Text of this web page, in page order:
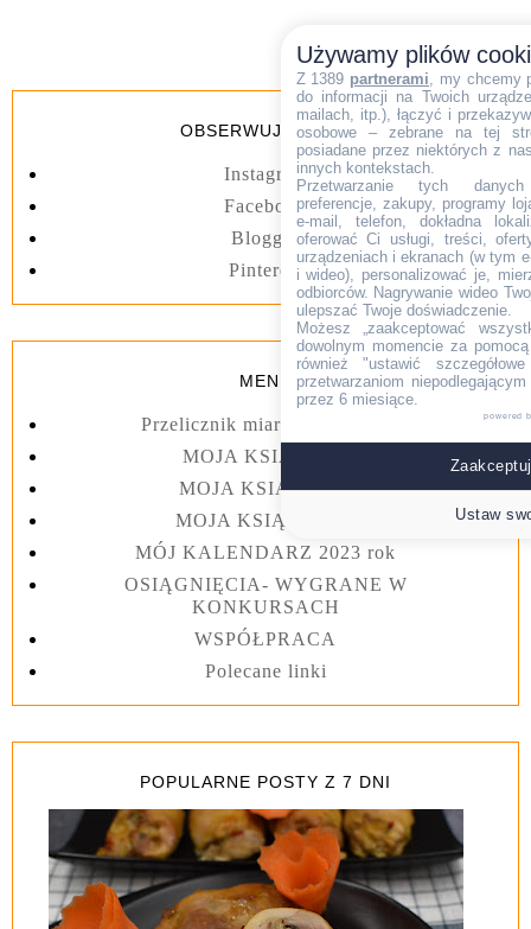
OBSERWUJ BLOGA
Instagram
Facebook
Blogger
Pinterest
MENU
Przelicznik miar kuchennych
MOJA KSIĄŻKA I
MOJA KSIĄŻKA II
MOJA KSIĄŻKA III
MÓJ KALENDARZ 2023 rok
OSIĄGNIĘCIA- WYGRANE W
KONKURSACH
WSPÓŁPRACA
Polecane linki
POPULARNE POSTY Z 7 DNI
Używamy plików
Z 1389 partnerami , my chcemy
do informacji na Twoich
mailach, itp.), łączyć i
osobowe – zebrane na tej
posiadane przez niektórych z
innych kontekstach.
Przetwarzanie tych danych
preferencje, zakupy, programy
e-mail, telefon, dokładna
oferować Ci usługi, treści,
urządzeniach i ekranach (w tym
i wideo), personalizować je,
odbiorców. Nagrywanie wideo
ulepszać Twoje doświadczenie.
Możesz „zaakceptować
dowolnym momencie za
również "ustawić
przetwarzaniom
przez 6 miesiące.
powered
Ustaw